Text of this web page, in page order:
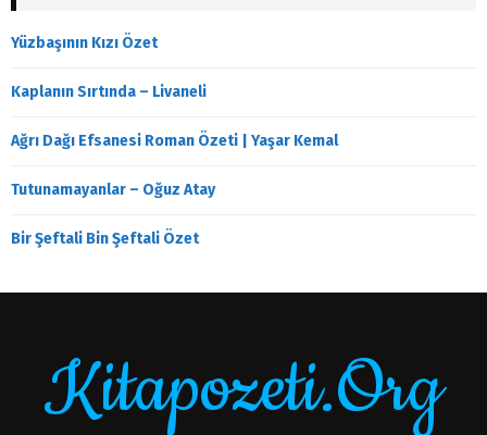
Yüzbaşının Kızı Özet
Kaplanın Sırtında – Livaneli
Ağrı Dağı Efsanesi Roman Özeti | Yaşar Kemal
Tutunamayanlar – Oğuz Atay
Bir Şeftali Bin Şeftali Özet
Kitapozeti.Org